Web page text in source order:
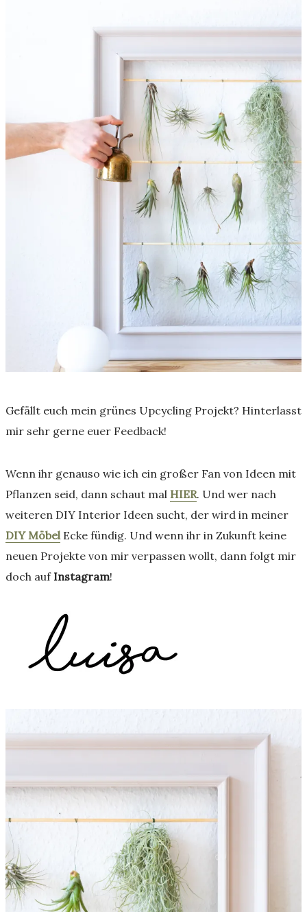
Gefällt euch mein grünes Upcycling Projekt? Hinterlasst
mir sehr gerne euer Feedback!
Wenn ihr genauso wie ich ein großer Fan von Ideen mit
Pflanzen seid, dann schaut mal HIER. Und wer nach
weiteren DIY Interior Ideen sucht, der wird in meiner
DIY Möbel Ecke fündig. Und wenn ihr in Zukunft keine
neuen Projekte von mir verpassen wollt, dann folgt mir
doch auf Instagram!